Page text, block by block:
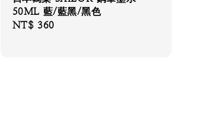
50ML 藍/藍黑/黑色
Regular
NT$ 360